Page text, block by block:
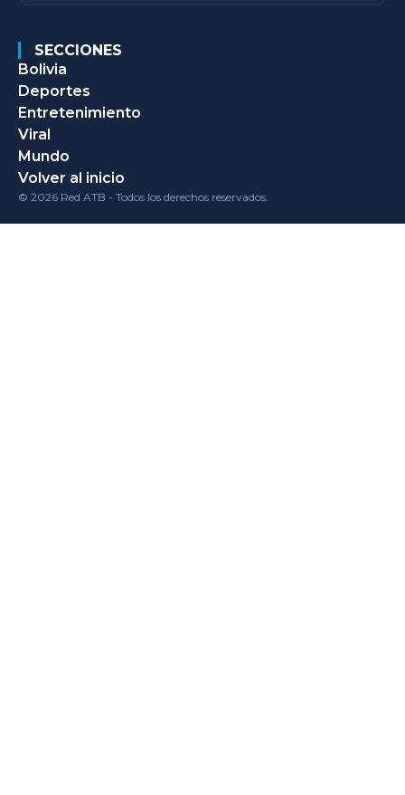
SECCIONES
Bolivia
Deportes
Entretenimiento
Viral
Mundo
Volver al inicio
© 2026 Red ATB - Todos los derechos reservados.